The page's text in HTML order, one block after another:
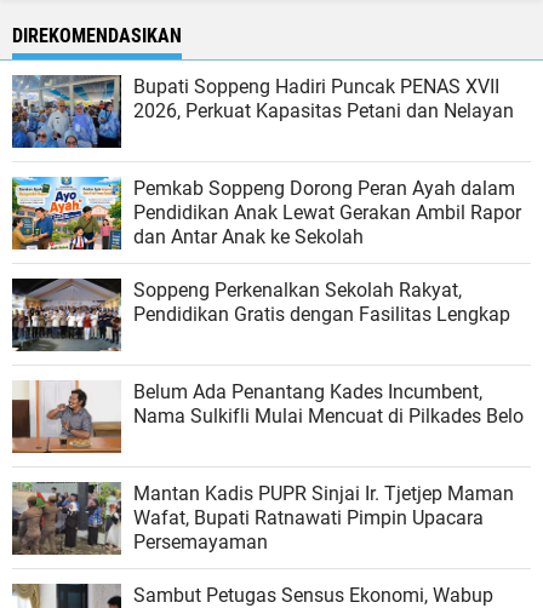
DIREKOMENDASIKAN
Bupati Soppeng Hadiri Puncak PENAS XVII
2026, Perkuat Kapasitas Petani dan Nelayan
Pemkab Soppeng Dorong Peran Ayah dalam
Pendidikan Anak Lewat Gerakan Ambil Rapor
dan Antar Anak ke Sekolah
Soppeng Perkenalkan Sekolah Rakyat,
Pendidikan Gratis dengan Fasilitas Lengkap
Belum Ada Penantang Kades Incumbent,
Nama Sulkifli Mulai Mencuat di Pilkades Belo
Mantan Kadis PUPR Sinjai Ir. Tjetjep Maman
Wafat, Bupati Ratnawati Pimpin Upacara
Persemayaman
Sambut Petugas Sensus Ekonomi, Wabup